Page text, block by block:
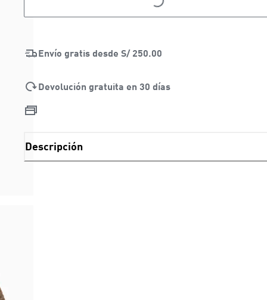
Envío gratis desde S/ 250.00
Devolución gratuita en 30 días
Descripción